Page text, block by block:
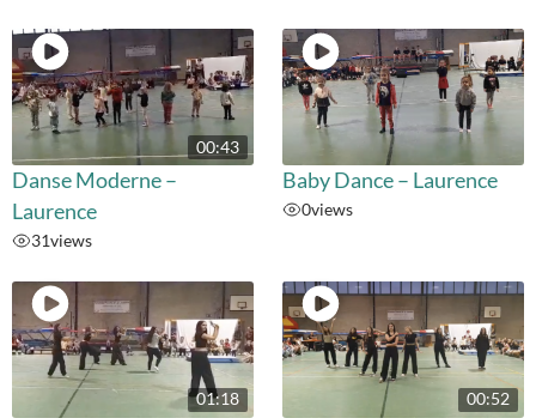
00:43
Danse Moderne –
Laurence
31views
Baby Dance – Laurence
0views
01:18 00:52